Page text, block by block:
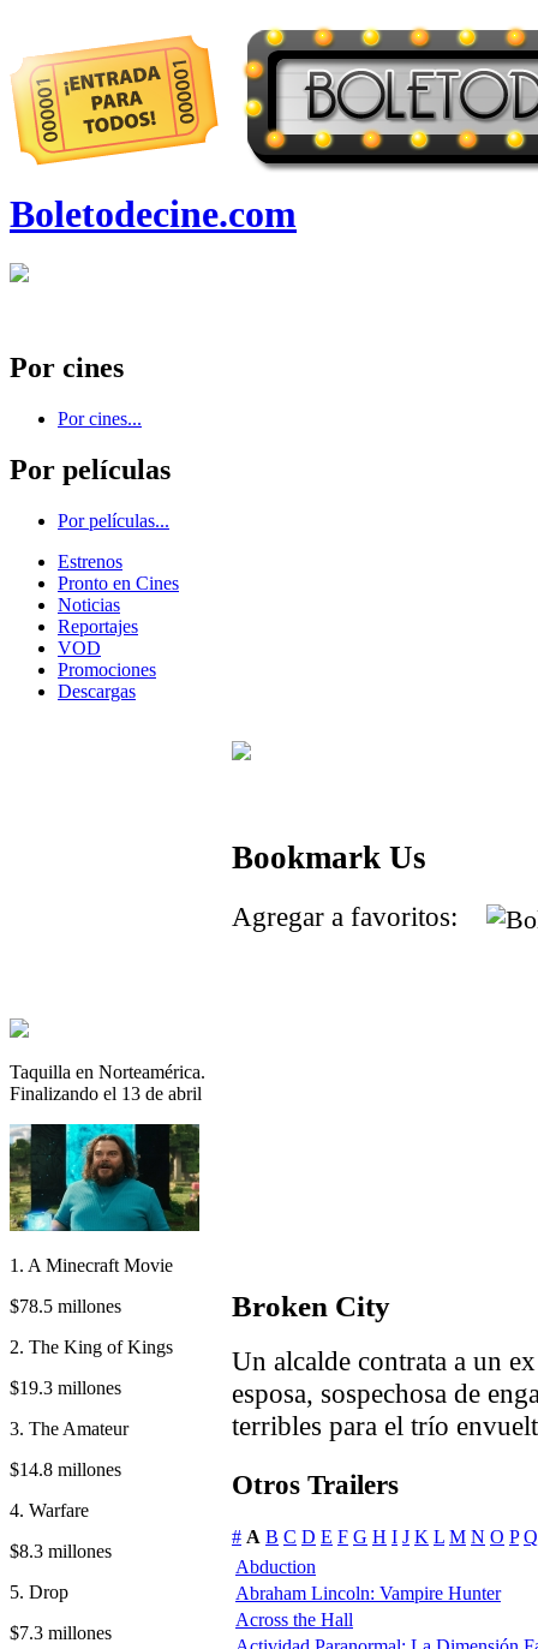
Boletodecine.com
Por cines
Por cines...
Por películas
Por películas...
Estrenos
Pronto en Cines
Noticias
Reportajes
VOD
Promociones
Descargas
Taquilla en Norteamérica.
Finalizando el 13 de abril
1. A Minecraft Movie
$78.5 millones
2. The King of Kings
$19.3 millones
3. The Amateur
$14.8 millones
4. Warfare
$8.3 millones
5. Drop
$7.3 millones
Bookmark Us
Agregar a favoritos:
Broken City
Un alcalde contrata a un
esposa, sospechosa de
terribles para el trío
Otros Trailers
# A B C D E F G H I J K L M N O P Q
Abduction
Abraham Lincoln: Vampire Hunter
Across the Hall